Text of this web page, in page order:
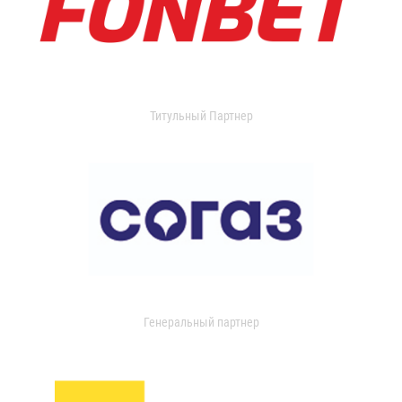
Титульный Партнер
Генеральный партнер